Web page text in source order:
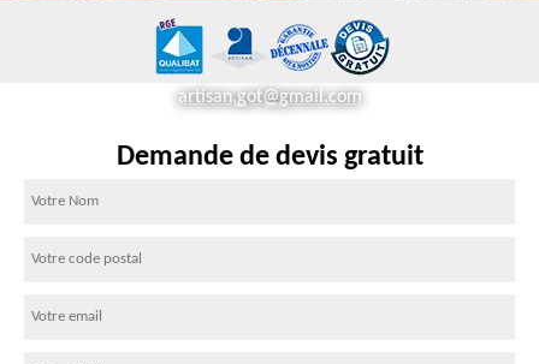
artisan.got@gmail.com
Demande de devis gratuit